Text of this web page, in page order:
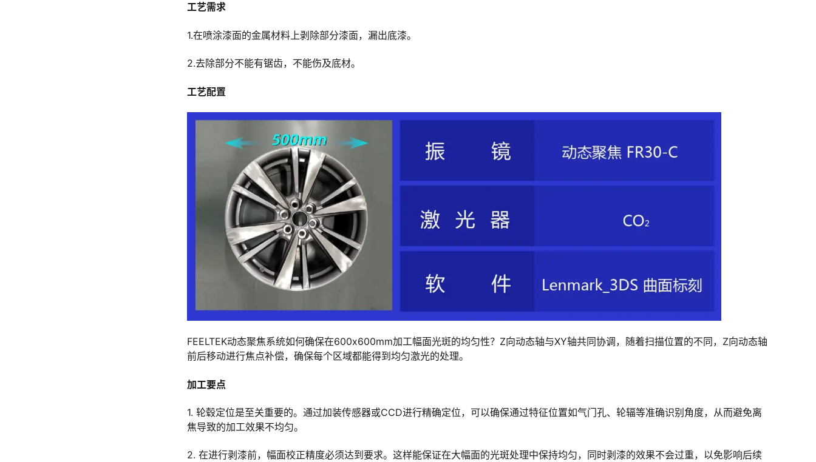
工艺需求
1.在喷涂漆面的金属材料上剥除部分漆面，漏出底漆。
2.去除部分不能有锯齿，不能伤及底材。
工艺配置
FEELTEK动态聚焦系统如何确保在600x600mm加工幅面光斑的均匀性？Z向动态轴与XY轴共同协调，随着扫描位置的不同，Z向动态轴
前后移动进行焦点补偿，确保每个区域都能得到均匀激光的处理。
加工要点
1. 轮毂定位是至关重要的。通过加装传感器或CCD进行精确定位，可以确保通过特征位置如气门孔、轮辐等准确识别角度，从而避免离
焦导致的加工效果不均匀。
2. 在进行剥漆前，幅面校正精度必须达到要求。这样能保证在大幅面的光斑处理中保持均匀，同时剥漆的效果不会过重，以免影响后续